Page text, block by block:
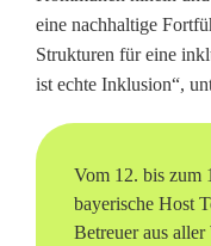
t
u
n
eine nachhaltige
Strukturen für eine
ist echte Inklusion“,
Vom 12. bis zum
bayerische Host
Betreuer aus